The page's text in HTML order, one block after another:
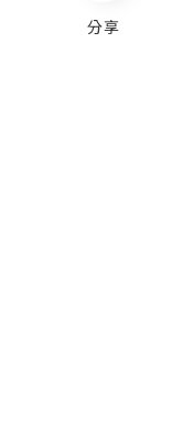
分享